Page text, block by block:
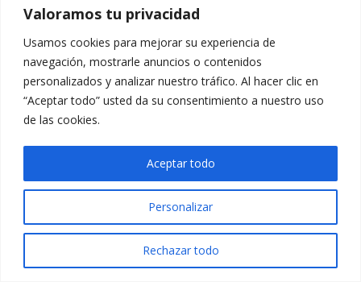
Valoramos tu privacidad
Usamos cookies para mejorar su experiencia de
navegación, mostrarle anuncios o contenidos
personalizados y analizar nuestro tráfico. Al hacer clic en
“Aceptar todo” usted da su consentimiento a nuestro uso
de las cookies.
Personalizar
Rechazar todo
Aceptar todo
El curso tendrá lugar entre el23 y el 25 de julio
Pueden consultar la información completa del curso
pinchandoaquí.
Tríptico ATC UIMP